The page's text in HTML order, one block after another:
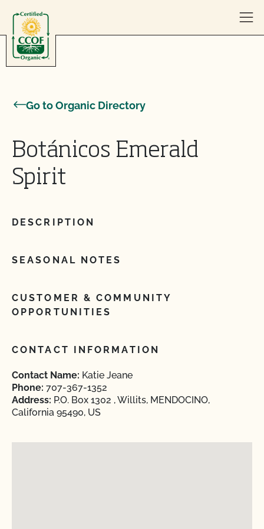
Go to Organic Directory
Botánicos Emerald
Spirit
DESCRIPTION
SEASONAL NOTES
CUSTOMER & COMMUNITY
OPPORTUNITIES
CONTACT INFORMATION
Contact Name: Katie Jeane
Phone: 707-367-1352
Address: P.O. Box 1302 , Willits, MENDOCINO,
California 95490, US